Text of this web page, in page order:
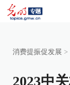
消费提振促发展 >
2023中